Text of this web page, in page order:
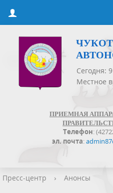
Сегодня:
Местное
ПРИЕМНАЯ
Телефон:
эл. почта:
Пресс-центр › Анонсы